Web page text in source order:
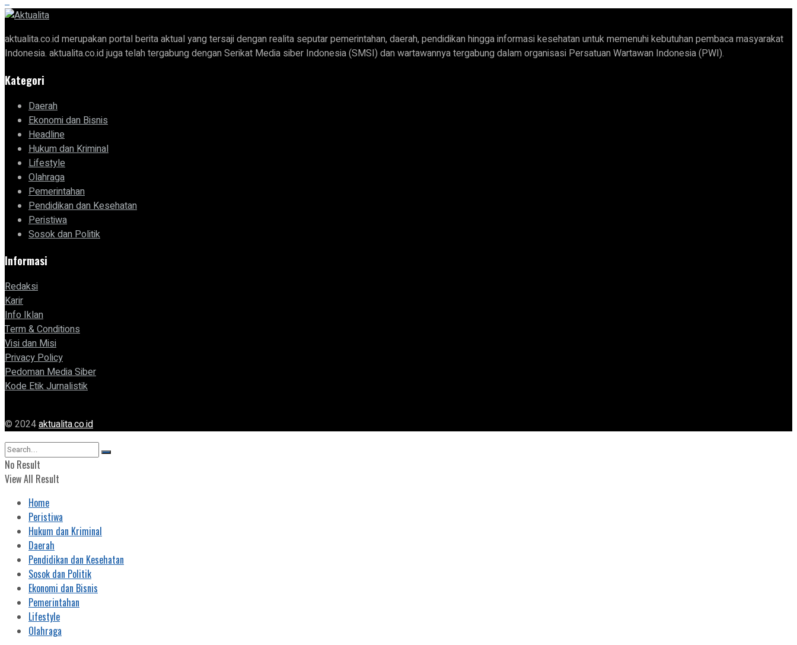
aktualita.co.id merupakan portal berita aktual yang tersaji dengan realita seputar pemerintahan, daerah, pendidikan hingga informasi kesehatan untuk memenuhi kebutuhan pembaca masyarakat
Indonesia. aktualita.co.id juga telah tergabung dengan Serikat Media siber Indonesia (SMSI) dan wartawannya tergabung dalam organisasi Persatuan Wartawan Indonesia (PWI).
Kategori
Daerah
Ekonomi dan Bisnis
Headline
Hukum dan Kriminal
Lifestyle
Olahraga
Pemerintahan
Pendidikan dan Kesehatan
Peristiwa
Sosok dan Politik
Informasi
Redaksi
Karir
Info Iklan
Term & Conditions
Visi dan Misi
Privacy Policy
Pedoman Media Siber
Kode Etik Jurnalistik
© 2024aktualita.co.id
No Result
View All Result
Home
Peristiwa
Hukum dan Kriminal
Daerah
Pendidikan dan Kesehatan
Sosok dan Politik
Ekonomi dan Bisnis
Pemerintahan
Lifestyle
Olahraga